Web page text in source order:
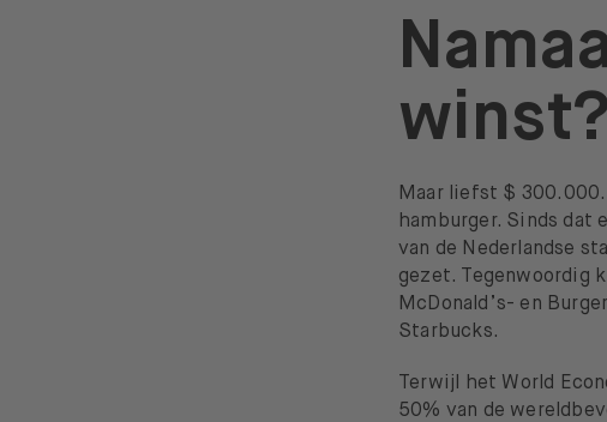
winst?
Maar liefst $
hamburger. Sinds
van de Nederlandse
gezet. Tegenwoordig
McDonald’s- en
Starbucks.
Terwijl het World
50% van de